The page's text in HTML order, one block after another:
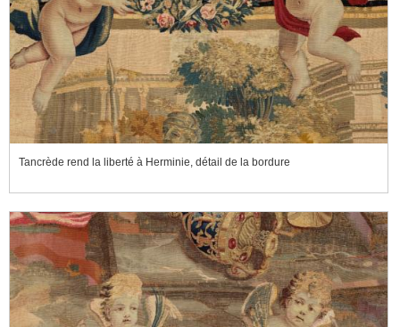
Tancrède rend la liberté à Herminie, détail de la bordure